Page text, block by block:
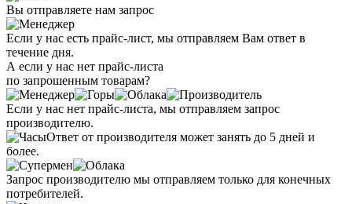
Вы отправляете нам запрос
Если у нас есть прайс-лист, мы отправляем Вам ответ в
течение дня.
А если у нас нет прайс-листа
по запрошенным товарам?
Если у нас нет прайс-листа, мы отправляем запрос
производителю.
Ответ от производителя может занять до 5 дней и
более.
Запрос производителю мы отправляем только для конечных
потребителей.